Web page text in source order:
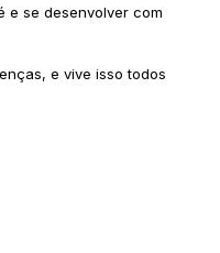
e se desenvolver com
e vive isso todos